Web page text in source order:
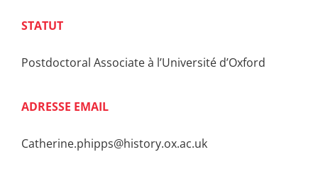
STATUT
Postdoctoral Associate à l’Université d’Oxford
ADRESSE EMAIL
Catherine.phipps@history.ox.ac.uk